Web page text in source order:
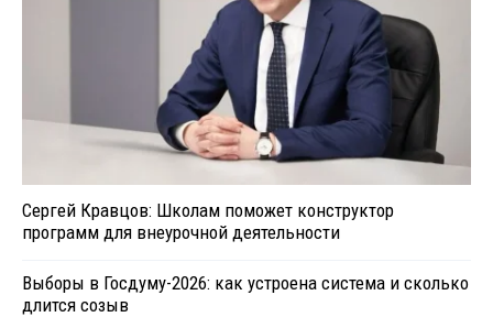
Сергей Кравцов: Школам поможет конструктор
программ для внеурочной деятельности
Выборы в Госдуму-2026: как устроена система и сколько
длится созыв